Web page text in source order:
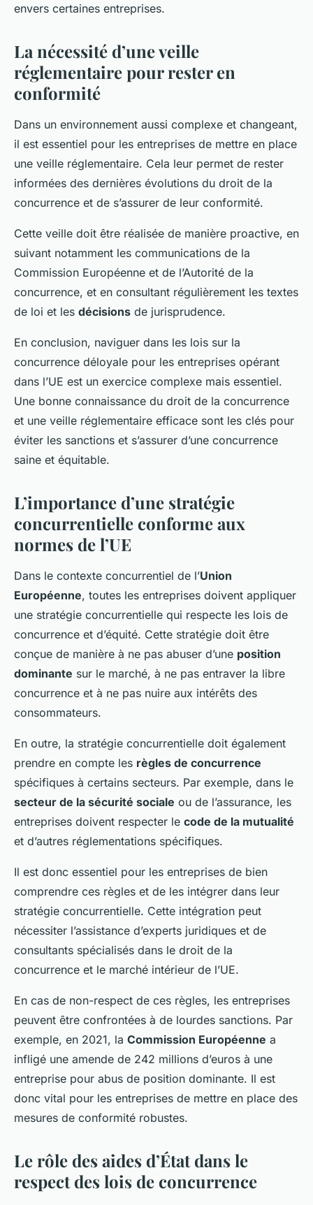
envers certaines entreprises.
La nécessité d’une veille
réglementaire pour rester en
conformité
Dans un environnement aussi complexe et changeant,
il est essentiel pour les entreprises de mettre en place
une veille réglementaire. Cela leur permet de rester
informées des dernières évolutions du droit de la
concurrence et de s’assurer de leur conformité.
Cette veille doit être réalisée de manière proactive, en
suivant notamment les communications de la
Commission Européenne et de l’Autorité de la
concurrence, et en consultant régulièrement les textes
de loi et les décisions de jurisprudence.
En conclusion, naviguer dans les lois sur la
concurrence déloyale pour les entreprises opérant
dans l’UE est un exercice complexe mais essentiel.
Une bonne connaissance du droit de la concurrence
et une veille réglementaire efficace sont les clés pour
éviter les sanctions et s’assurer d’une concurrence
saine et équitable.
L’importance d’une stratégie
concurrentielle conforme aux
normes de l’UE
Dans le contexte concurrentiel de l’Union
Européenne, toutes les entreprises doivent appliquer
une stratégie concurrentielle qui respecte les lois de
concurrence et d’équité. Cette stratégie doit être
conçue de manière à ne pas abuser d’une position
dominante sur le marché, à ne pas entraver la libre
concurrence et à ne pas nuire aux intérêts des
consommateurs.
En outre, la stratégie concurrentielle doit également
prendre en compte les règles de concurrence
spécifiques à certains secteurs. Par exemple, dans le
secteur de la sécurité sociale ou de l’assurance, les
entreprises doivent respecter le code de la mutualité
et d’autres réglementations spécifiques.
Il est donc essentiel pour les entreprises de bien
comprendre ces règles et de les intégrer dans leur
stratégie concurrentielle. Cette intégration peut
nécessiter l’assistance d’experts juridiques et de
consultants spécialisés dans le droit de la
concurrence et le marché intérieur de l’UE.
En cas de non-respect de ces règles, les entreprises
peuvent être confrontées à de lourdes sanctions. Par
exemple, en 2021, la Commission Européenne a
infligé une amende de 242 millions d’euros à une
entreprise pour abus de position dominante. Il est
donc vital pour les entreprises de mettre en place des
mesures de conformité robustes.
Le rôle des aides d’État dans le
respect des lois de concurrence